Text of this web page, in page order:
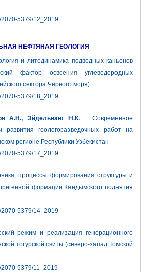
5379/12_2019
НЕФТЯНАЯ ГЕОЛОГИЯ
и литодинамика подводных каньонов
фактор освоения углеводородных
сектора Черного моря)
5379/18_2019
А.Н., Эйдельнант Н.К. Современное
развития геологоразведочных работ на
регионе Республики Узбекистан
5379/17_2019
процессы формирования структуры и
формации Кандымского поднятия
5379/14_2019
режим и реализация генерационного
тогурской свиты (северо-запад Томской
5379/11_2019